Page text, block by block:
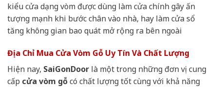
kiểu cửa dạng vòm được dùng làm cửa chính gây ấn
tượng mạnh khi bước chân vào nhà, hay làm cửa sổ
tăng không gian bao quát mở rộng ra bên ngoài
Địa Chỉ Mua Cửa Vòm Gỗ Uy Tín Và Chất Lượng
Hiện nay, SaiGonDoor là một trong những đơn vị cung
cấp cửa vòm gỗcó chất lượng tốt cùng với khả năng